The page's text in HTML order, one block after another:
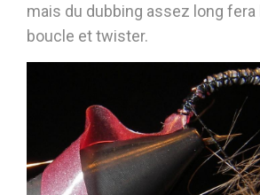
mais du dubbing assez long fera
boucle et twister.